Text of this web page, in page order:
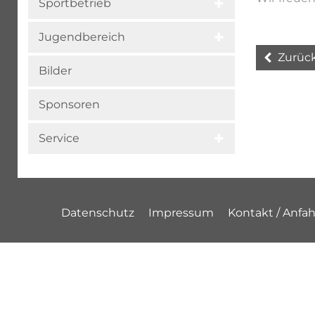
Sportbetrieb
Jugendbereich
Bilder
Sponsoren
Service
Datenschutz Impressum Kontakt /